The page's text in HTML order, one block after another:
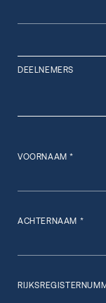
DEELNEMERS
VOORNAAM *
ACHTERNAAM *